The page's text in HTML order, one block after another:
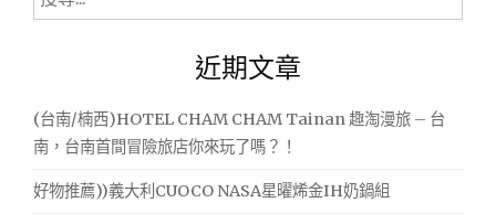
尋
近期文章
(台南/楠西)HOTEL CHAM CHAM Tainan 趣淘漫旅 – 台
南，台南首間冒險旅店你來玩了嗎？！
好物推薦))義大利CUOCO NASA星曜烯金IH奶鍋組